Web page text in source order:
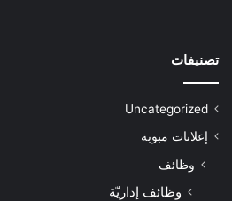
تصنيفات
Uncategorized
إعلانات مبوبة
وظائف
وظائف إداريّة